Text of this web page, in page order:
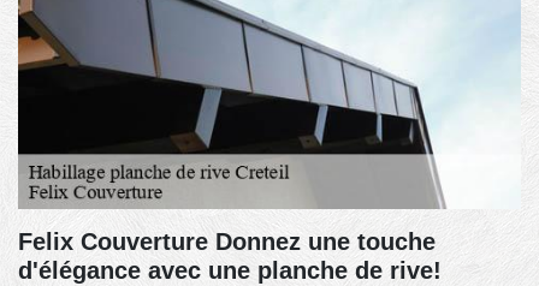
Felix Couverture Donnez une touche
d'élégance avec une planche de rive!